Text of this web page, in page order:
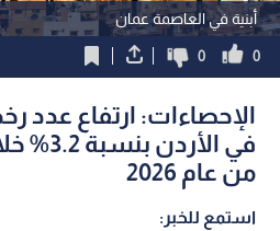
أبنية في العاصمة عمان
0
0
الإحصاءات: ارتفاع عدد
في
من عام 2026
استمع للخبر: